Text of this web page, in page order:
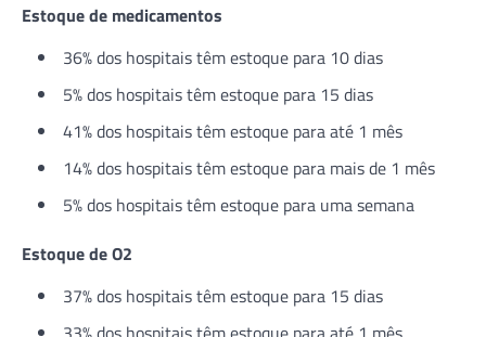
Estoque de medicamentos
36% dos hospitais têm estoque para 10 dias
5% dos hospitais têm estoque para 15 dias
41% dos hospitais têm estoque para até 1 mês
14% dos hospitais têm estoque para mais de 1 mês
5% dos hospitais têm estoque para uma semana
Estoque de O2
37% dos hospitais têm estoque para 15 dias